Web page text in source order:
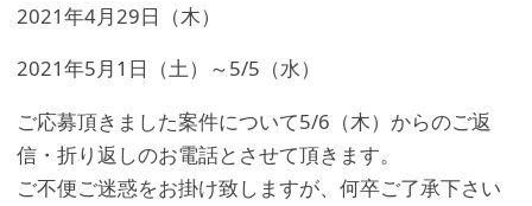
2021年4月29日（木）
2021年5月1日（土）～5/5（水）
ご応募頂きました案件について5/6（木）からのご返
信・折り返しのお電話とさせて頂きます。
ご不便ご迷惑をお掛け致しますが、何卒ご了承下さい